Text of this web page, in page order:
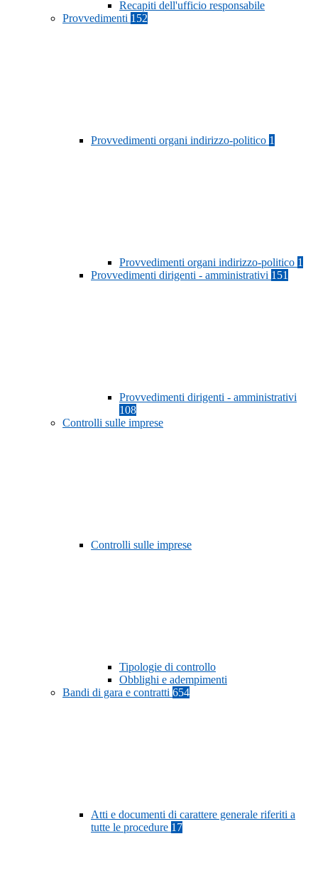
Recapiti dell'ufficio responsabile
Provvedimenti 152
Provvedimenti organi indirizzo-politico 1
Provvedimenti organi indirizzo-politico 1
Provvedimenti dirigenti - amministrativi 151
Provvedimenti dirigenti - amministrativi
108
Controlli sulle imprese
Controlli sulle imprese
Tipologie di controllo
Obblighi e adempimenti
Bandi di gara e contratti 654
Atti e documenti di carattere generale riferiti a
tutte le procedure 17